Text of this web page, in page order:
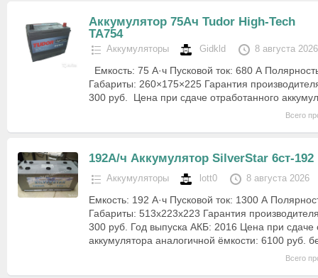
Аккумулятор 75Ач Tudor High-Tech
TA754
Аккумуляторы Gidkld 8 августа 2026
Емкость: 75 А·ч Пусковой ток: 680 А
Габариты: 260×175×225 Гарантия
300 руб. Цена при сдаче отработанного
Всего
192А/ч Аккумулятор SilverStar 6ст-192
Аккумуляторы lott0 8 августа 2026
Емкость: 192 А·ч Пусковой ток: 1300 А
Габариты: 513х223х223 Гарантия
300 руб. Год выпуска АКБ: 2016 Цена при сдаче
аккумулятора аналогичной ёмкости: 6100 руб.
Всего